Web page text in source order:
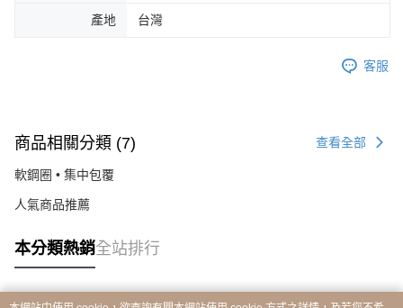
產地 台灣
客服
商品相關分類 (7) 查看全部
軟鋼圈 • 集中包覆
人氣商品推薦
本分類熱銷全站排行